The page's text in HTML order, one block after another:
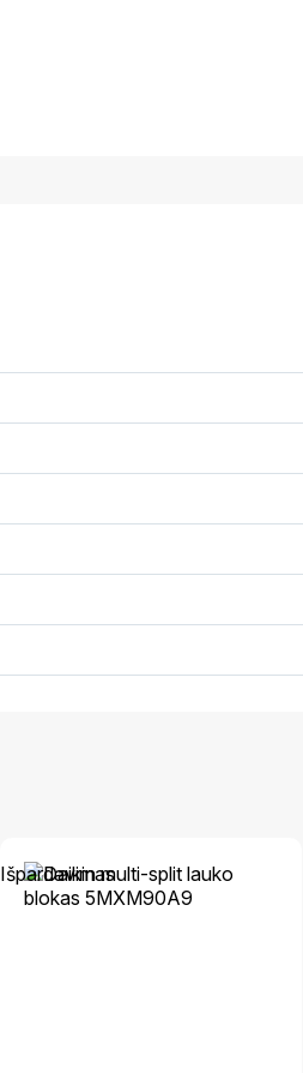
Išpardavimas